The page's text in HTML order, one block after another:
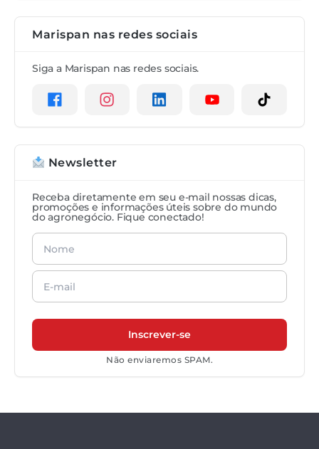
Marispan nas redes sociais
Siga a Marispan nas redes sociais.
Newsletter
Receba diretamente em seu e-mail nossas dicas,
promoções e informações úteis sobre do mundo
do agronegócio. Fique conectado!
Não enviaremos SPAM.